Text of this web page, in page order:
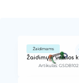
Žaidimams
Artikulas: GSDB102